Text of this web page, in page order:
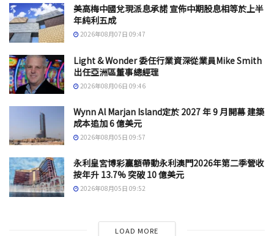
美高梅中國兌現派息承諾 宣佈中期股息相等於上半
年純利五成
2026年08月07日 09:47
Light & Wonder 委任行業資深從業員Mike Smith
出任亞洲區董事總經理
2026年08月06日 09:46
Wynn Al Marjan Island定於 2027 年 9 月開幕 建築
成本追加 6 億美元
2026年08月05日 09:57
永利皇宮博彩贏額帶動永利澳門2026年第二季營收
按年升 13.7% 突破 10 億美元
2026年08月05日 09:52
LOAD MORE